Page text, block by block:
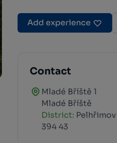
Add experience
Contact
Mladé Bříště 1
Mladé Bříště
District: Pelhřimov
394 43